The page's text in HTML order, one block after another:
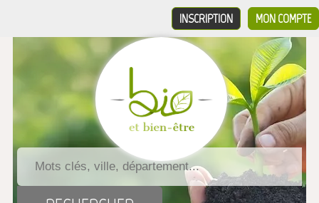
MON COMPTE
INSCRIPTION